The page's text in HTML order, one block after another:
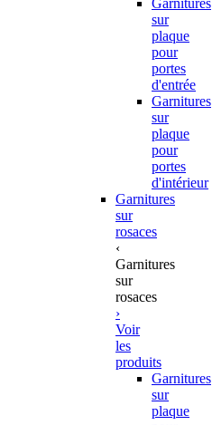
sur
plaque
pour
portes
d'entrée
Garnitures
sur
plaque
pour
portes
d'intérieur
Garnitures
sur
rosaces
‹
Garnitures
sur
rosaces
›
Voir
les
produits
Garnitures
sur
plaque